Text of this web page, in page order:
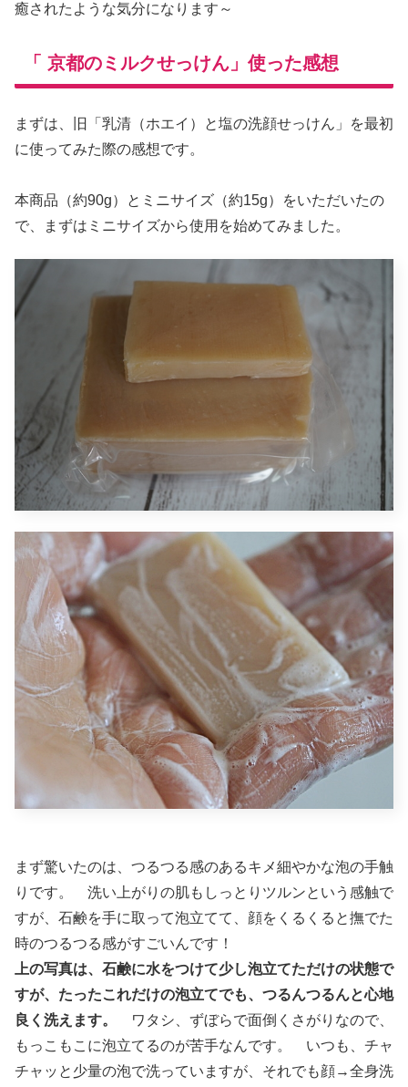
癒されたような気分になります～
「 京都のミルクせっけん」使った感想
まずは、旧「乳清（ホエイ）と塩の洗顔せっけん」を最初
に使ってみた際の感想です。
本商品（約90g）とミニサイズ（約15g）をいただいたの
で、まずはミニサイズから使用を始めてみました。
まず驚いたのは、つるつる感のあるキメ細やかな泡の手触
りです。 洗い上がりの肌もしっとりツルンという感触で
すが、石鹸を手に取って泡立てて、顔をくるくると撫でた
時のつるつる感がすごいんです！
上の写真は、石鹸に水をつけて少し泡立てただけの状態で
すが、たったこれだけの泡立てでも、つるんつるんと心地
良く洗えます。
ワタシ、ずぼらで面倒くさがりなので、
もっこもこに泡立てるのが苦手なんです。 いつも、チャ
チャッと少量の泡で洗っていますが、それでも顔→全身洗